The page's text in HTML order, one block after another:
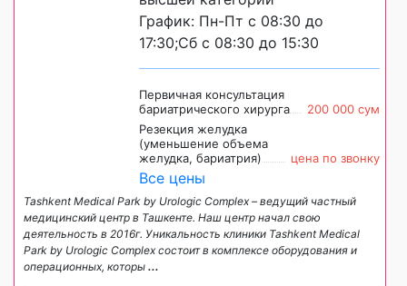
График: Пн-Пт с 08:30 до
17:30;Сб с 08:30 до 15:30
Первичная консультация
бариатрического хирурга
200 000 сум
Резекция желудка
(уменьшение объема
желудка, бариатрия)
цена по звонку
Все цены
Tashkent Medical Park by Urologic Complex – ведущий частный
медицинский центр в Ташкенте. Наш центр начал свою
деятельность в 2016г. Уникальность клиники Tashkent Medical
Park by Urologic Complex состоит в комплексе оборудования и
операционных, которы ...